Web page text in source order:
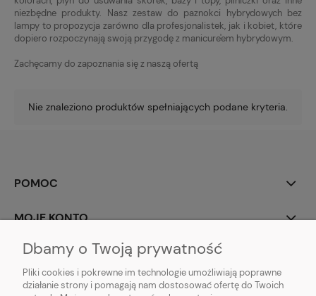
niezbędne produkty. Nasz zestaw do paznokci hybrydowych bez
lampy to propozycja zarówno dla profesjonalistek, jak i kobiet, które
dopiero rozpoczynają swoją przygodę z manicure'em hybrydowym.
Zachęcamy do zapoznania się z naszą ofertą
Nie znaleziono produktów spełniających podane kryteria.
POMOC
MOJE KONTO
PŁATNOŚCI I DOSTAWA
INFORMACJE
Dbamy o Twoją prywatność
Pliki cookies i pokrewne im technologie umożliwiają poprawne
działanie strony i pomagają nam dostosować ofertę do Twoich